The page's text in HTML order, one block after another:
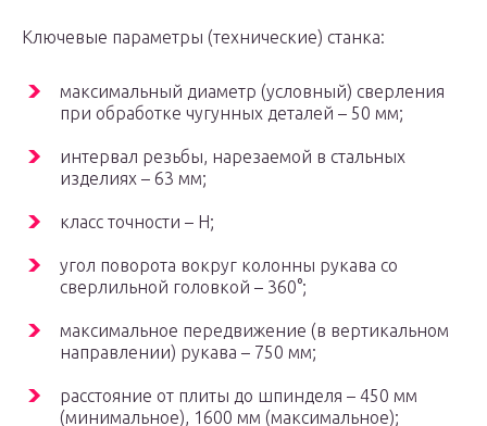
Ключевые параметры (технические) станка:
максимальный диаметр (условный) сверления
при обработке чугунных деталей – 50 мм;
интервал резьбы, нарезаемой в стальных
изделиях – 63 мм;
класс точности – Н;
угол поворота вокруг колонны рукава со
сверлильной головкой – 360°;
максимальное передвижение (в вертикальном
направлении) рукава – 750 мм;
расстояние от плиты до шпинделя – 450 мм
(минимальное), 1600 мм (максимальное);